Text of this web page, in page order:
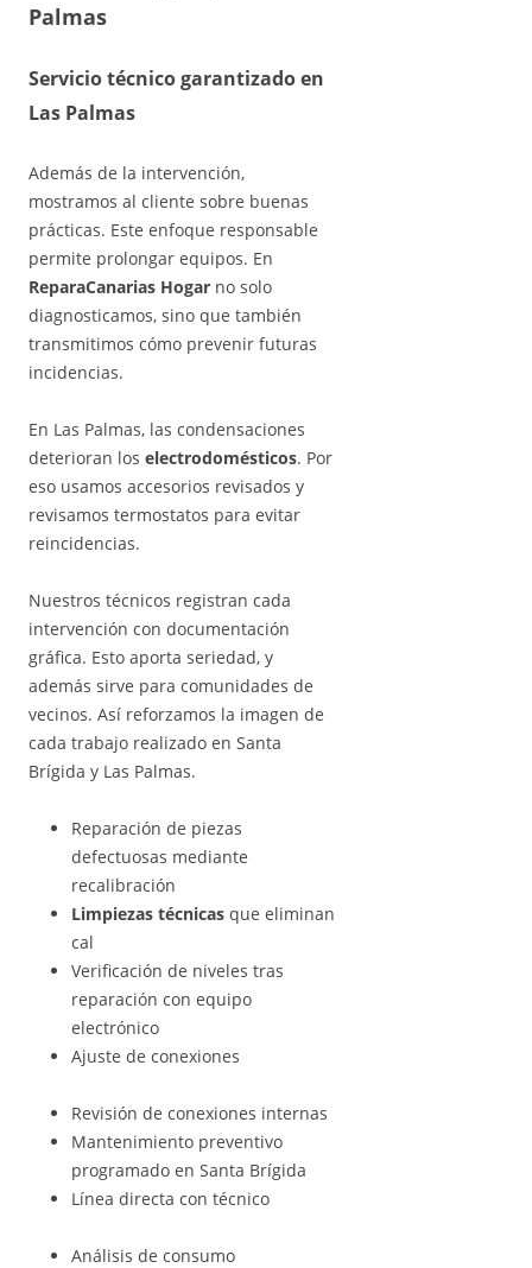
Palmas
Servicio técnico garantizado en
Las Palmas
Además de la intervención,
mostramos al cliente sobre buenas
prácticas. Este enfoque responsable
permite prolongar equipos. En
ReparaCanarias Hogar no solo
diagnosticamos, sino que también
transmitimos cómo prevenir futuras
incidencias.
En Las Palmas, las condensaciones
deterioran los electrodomésticos. Por
eso usamos accesorios revisados y
revisamos termostatos para evitar
reincidencias.
Nuestros técnicos registran cada
intervención con documentación
gráfica. Esto aporta seriedad, y
además sirve para comunidades de
vecinos. Así reforzamos la imagen de
cada trabajo realizado en Santa
Brígida y Las Palmas.
Reparación de piezas
defectuosas mediante
recalibración
Limpiezas técnicas que eliminan
cal
Verificación de niveles tras
reparación con equipo
electrónico
Ajuste de conexiones
Revisión de conexiones internas
Mantenimiento preventivo
programado en Santa Brígida
Línea directa con técnico
Análisis de consumo